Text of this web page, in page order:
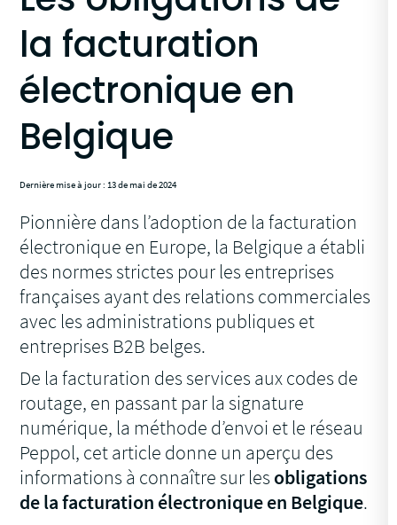
la facturation
électronique en
Belgique
Dernière mise à jour : 13 de mai de 2024
Pionnière dans l’adoption de la facturation
électronique en Europe, la Belgique a établi
des normes strictes pour les entreprises
françaises ayant des relations commerciales
avec les administrations publiques et
entreprises B2B belges.
De la facturation des services aux codes de
routage, en passant par la signature
numérique, la méthode d’envoi et le réseau
Peppol, cet article donne un aperçu des
informations à connaître sur les obligations
de la facturation électronique en Belgique.